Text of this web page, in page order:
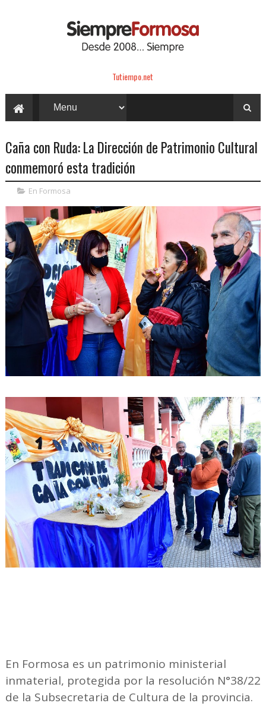
Tutiempo.net
Caña con Ruda: La Dirección de Patrimonio Cultural
conmemoró esta tradición
En Formosa
En Formosa es un patrimonio ministerial
inmaterial, protegida por la resolución N°38/22
de la Subsecretaria de Cultura de la provincia.